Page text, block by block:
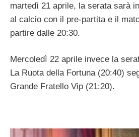
martedì 21 aprile, la serata sarà
al calcio con il pre-partita e il
partire dalle 20:30.
Mercoledì 22 aprile invece la
La Ruota della Fortuna (20:40)
Grande Fratello Vip (21:20).